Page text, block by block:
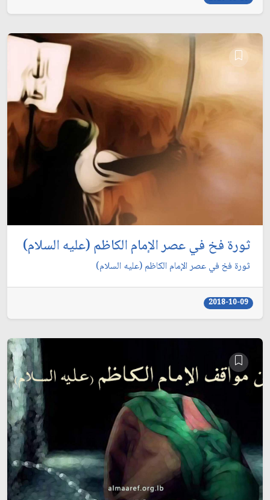
ثورة فخ في عصر الإمام الكاظم (عليه السلام)
ثورة فخ في عصر الإمام الكاظم (عليه السلام)
2018-10-09